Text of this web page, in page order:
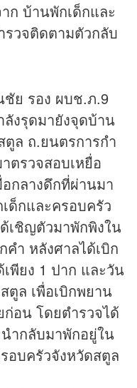
ก บ้านพักเด็กและ
วจติดตามตัวกลับ
ย รอง ผบช.ภ.9
งรุดมายังจุดบ้าน
ตูล ถ.ยนตรการกำ
ตรวจสอบเหยื่อ
กลางดึกที่ผ่านมา
ด็กและครอบครัว
เชิญตัวมาพักพิงใน
คำ หลังศาลได้เบิก
พียง 1 ปาก และวัน
ล เพื่อเบิกพยาน
อน โดยตำรวจได้
ำกลับมาพักอยู่ใน
อบครัวจังหวัดสตูล